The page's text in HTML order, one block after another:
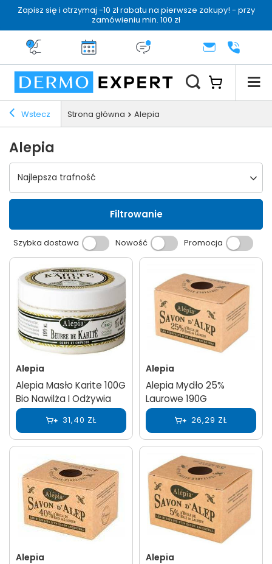
Zapisz się i otrzymaj -10 zł rabatu na pierwsze zakupy! - przy
zamówieniu min. 100 zł
Darmowa dostawa od 199 zł
14 dni na zwrotDermo konsultacjaKONTAKT+48 222
Wstecz Strona główna Alepia
Alepia
Wybierz sortowanie
Najlepsza trafność
Filtrowanie
Szybka dostawa Nowość Promocja
Alepia
Alepia Masło Karite 100G
Bio Nawilża I Odżywia
31,40 ZŁ
Alepia
Alepia Mydło 25%
Laurowe 190G
26,29 ZŁ
Alepia Alepia